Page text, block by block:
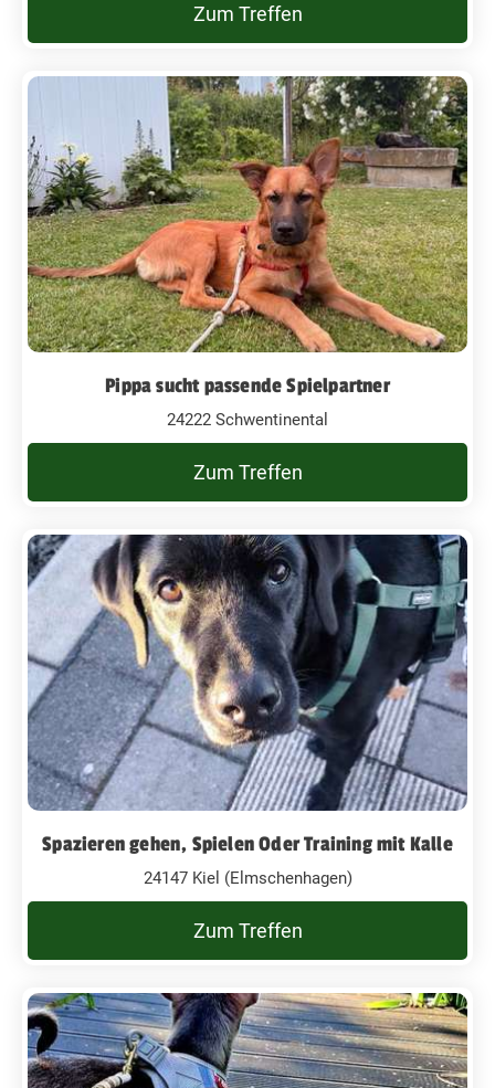
Zum Treffen
Pippa sucht passende Spielpartner
24222 Schwentinental
Zum Treffen
Spazieren gehen, Spielen Oder Training mit Kalle
24147 Kiel (Elmschenhagen)
Zum Treffen